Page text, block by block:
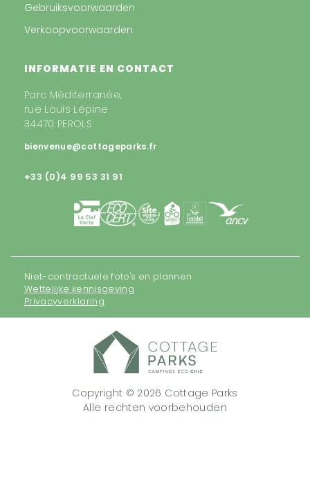
Gebruiksvoorwaarden
Verkoopvoorwaarden
INFORMATIE EN CONTACT
Parc Méditerranée,
rue Louis Lépine
34470 PEROLS
bienvenue@cottageparks.fr
+33 (0)4 99 53 31 91
Niet-contractuele foto's en plannen
Wettelijke kennisgeving
Privacyverklaring
Copyright © 2026 Cottage Parks
Alle rechten voorbehouden